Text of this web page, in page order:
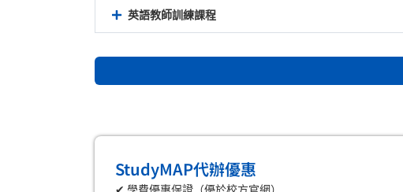
英語教師訓練課程
StudyMAP代辦優惠